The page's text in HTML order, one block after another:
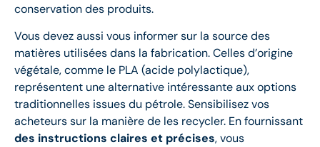
conservation des produits.
Vous devez aussi vous informer sur la source des
matières utilisées dans la fabrication. Celles d’origine
végétale, comme le PLA (acide polylactique),
représentent une alternative intéressante aux options
traditionnelles issues du pétrole. Sensibilisez vos
acheteurs sur la manière de les recycler. En fournissant
des instructions claires et précises, vous